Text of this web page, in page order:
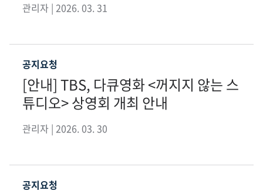
관리자 | 2026. 03. 31
공지요청
[안내] TBS, 다큐영화 <꺼지지 않는 스
튜디오> 상영회 개최 안내
관리자 | 2026. 03. 30
공지요청